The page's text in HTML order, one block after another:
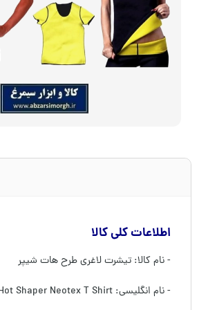
اطلاعات کلی کالا
- نام کالا: تیشرت لاغری طرح هات شیپر
- نام انگلیسی: Hot Shaper Neotex T Shirt